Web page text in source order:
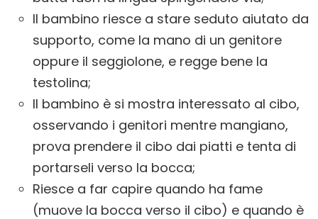
Il bambino riesce a stare seduto aiutato da
supporto, come la mano di un genitore
oppure il seggiolone, e regge bene la
testolina;
Il bambino è si mostra interessato al cibo,
osservando i genitori mentre mangiano,
prova prendere il cibo dai piatti e tenta di
portarseli verso la bocca;
Riesce a far capire quando ha fame
(muove la bocca verso il cibo) e quando è